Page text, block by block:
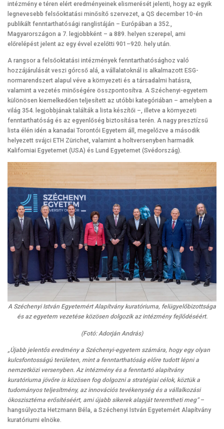
intézmény e téren elért eredményeinek elismerését jelenti, hogy az egyik
legnevesebb felsőoktatási minősítő szervezet, a QS december 10-én
publikált fenntarthatósági ranglistáján – Európában a 352.,
Magyarországon a 7. legjobbként – a 889. helyen szerepel, ami
előrelépést jelent az egy évvel ezelőtti 901–920. hely után.
A rangsor a felsőoktatási intézmények fenntarthatósághoz való
hozzájárulását veszi górcső alá, a vállalatoknál is alkalmazott ESG-
normarendszert alapul véve a környezeti és a társadalmi hatásra,
valamint a vezetés minőségére összpontosítva. A Széchenyi-egyetem
különösen kiemelkedően teljesített az utóbbi kategóriában – amelyben a
világ 354. legjobbjának találták a lista készítői –, illetve a környezeti
fenntarthatóság és az egyenlőség biztosítása terén. A nagy presztízsű
lista élén idén a kanadai Torontói Egyetem áll, megelőzve a második
helyezett svájci ETH Zürichet, valamint a holtversenyben harmadik
Kaliforniai Egyetemet (USA) és Lund Egyetemet (Svédország).
A Széchenyi István Egyetemért Alapítvány kuratóriuma, felügyelőbizottsága
és az egyetem vezetése közösen dolgozik az intézmény fejlődéséért.
(Fotó: Adorján András)
„Újabb jelentős eredmény a Széchenyi-egyetem számára, hogy egy olyan
kulcsfontosságú területen, mint a fenntarthatóság előre tudott lépni a
nemzetközi versenyben. Az intézmény és a fenntartó alapítvány
kuratóriuma jövőre is közösen fog dolgozni a stratégiai célok, köztük a
tudományos teljesítmény, az innovációs tevékenység és a vállalkozási
ökoszisztéma erősítéséért, ami újabb sikerek alapját teremtheti meg”–
hangsúlyozta Hetzmann Béla, a Széchenyi István Egyetemért Alapítvány
kuratóriumi elnöke.